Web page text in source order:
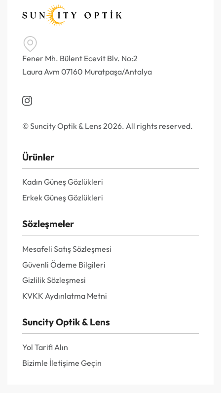
Fener Mh. Bülent Ecevit Blv. No:2
Laura Avm 07160 Muratpaşa/Antalya
© Suncity Optik & Lens 2026. All rights reserved.
Ürünler
Kadın Güneş Gözlükleri
Erkek Güneş Gözlükleri
Sözleşmeler
Mesafeli Satış Sözleşmesi
Güvenli Ödeme Bilgileri
Gizlilik Sözleşmesi
KVKK Aydınlatma Metni
Suncity Optik & Lens
Yol Tarifi Alın
Bizimle İletişime Geçin